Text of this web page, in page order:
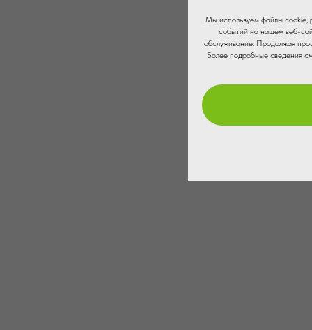
Мы используем файлы cookie,
событий на нашем веб-
обслуживание. Продолжая
Более подробные сведения